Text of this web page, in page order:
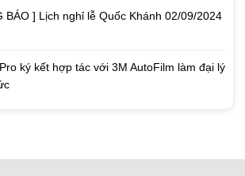
BÁO ] Lịch nghỉ lễ Quốc Khánh 02/09/2024
ký kết hợp tác với 3M AutoFilm làm đại lý